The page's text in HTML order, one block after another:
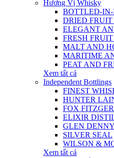
Hương Vị Whisky
BOTTLED-
DRIED
ELEGANT
FRESH
MALT AND
MARITIME
PEAT AND
Xem tất cả
Independent Bottlings
FINEST
HUNTER
FOX
ELIXIR
GLEN DENNY
SILVER SEAL
WILSON &
Xem tất cả